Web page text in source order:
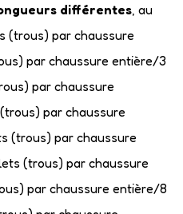
différentes , au
(trous) par chaussure
par chaussure entière/3
par chaussure
par chaussure
(trous) par chaussure
(trous) par chaussure
par chaussure entière/8